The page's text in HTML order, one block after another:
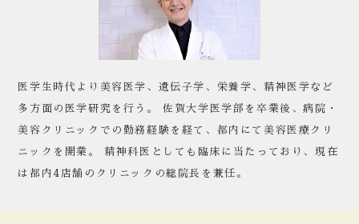
医学生時代より美容医学、遺伝子学、栄養学、精神医学など
多方面の医学研究を行う。 佐賀大学医学部を卒業後、病院・
美容クリニックでの勤務経験を経て、都内にて美容医療クリ
ニックを開業。 精神科医としても臨床に当たっており、現在
は都内4店舗のクリニックの総院長を兼任。